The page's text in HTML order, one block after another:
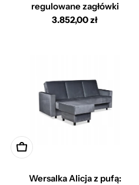
regulowane zagłówki
Cena
3.852,00 zł
Dodaj do koszyka
Wersalka Alicja z pufą: